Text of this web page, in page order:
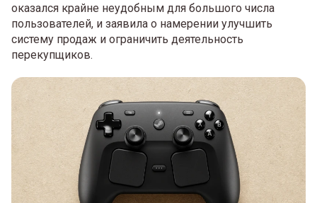
оказался крайне неудобным для большого числа
пользователей, и заявила о намерении улучшить
систему продаж и ограничить деятельность
перекупщиков.